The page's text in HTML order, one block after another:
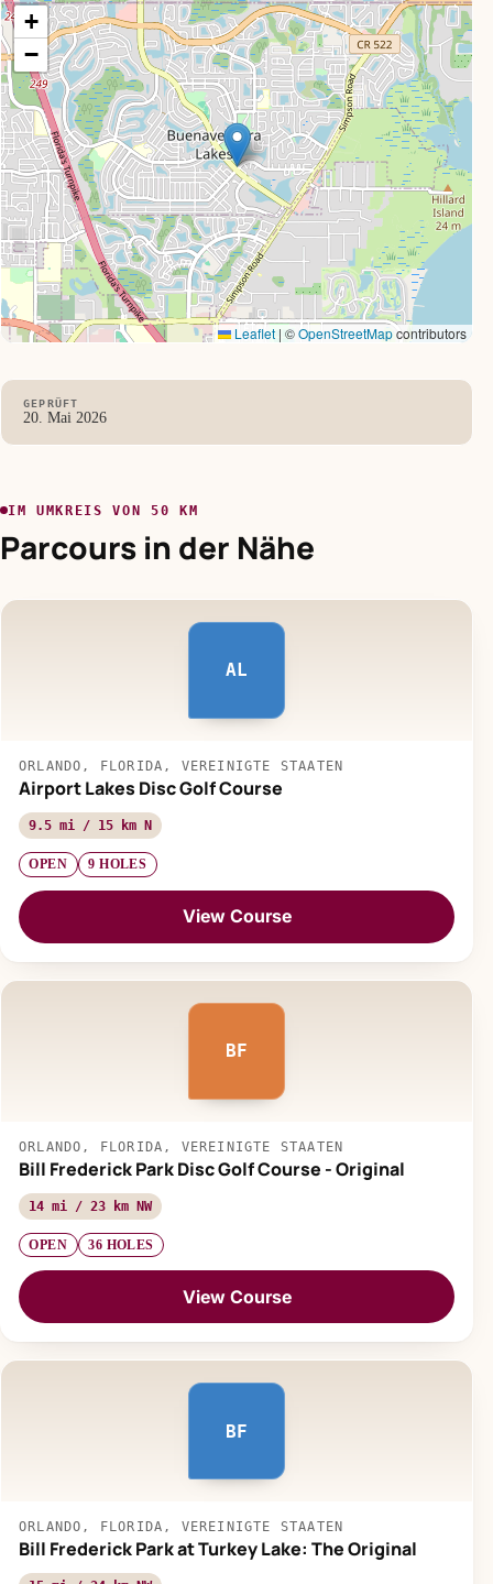
+
−
Leaflet | ©OpenStreetMapcontributors
GEPRÜFT
20. Mai 2026
IM UMKREIS VON 50 KM
Parcours in der Nähe
AL
ORLANDO, FLORIDA, VEREINIGTE STAATEN
Airport Lakes Disc Golf Course
9.5 mi / 15 km N
OPEN 9 HOLES
View Course
BF
ORLANDO, FLORIDA, VEREINIGTE STAATEN
Bill Frederick Park Disc Golf Course - Original
14 mi / 23 km NW
OPEN 36 HOLES
View Course
BF
ORLANDO, FLORIDA, VEREINIGTE STAATEN
Bill Frederick Park at Turkey Lake: The Original